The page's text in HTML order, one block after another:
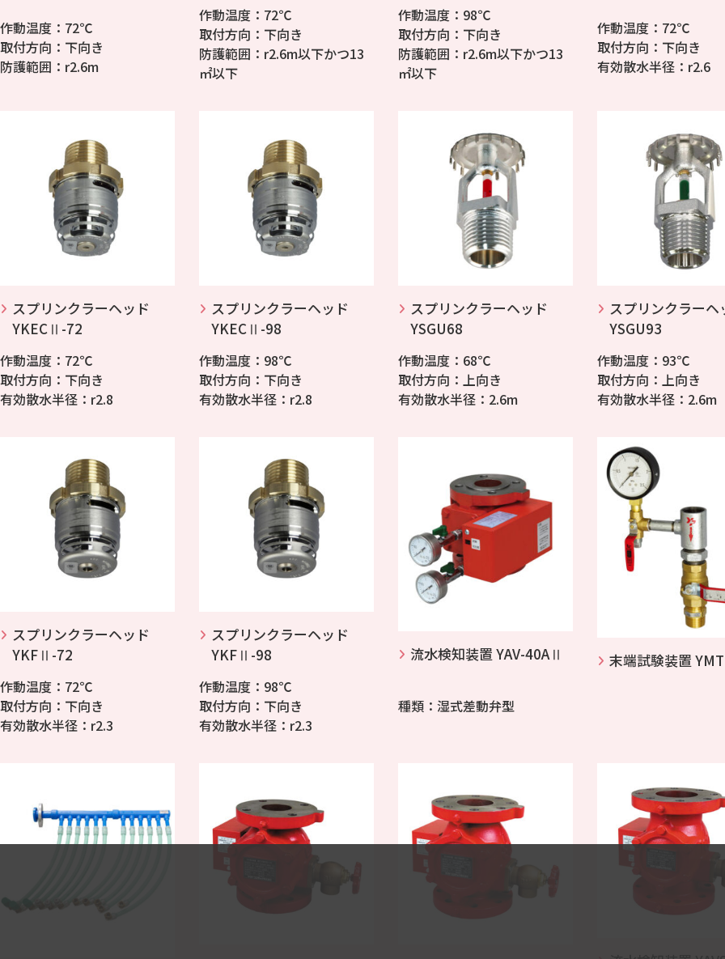
作動温度：72℃
取付方向：下向き
防護範囲：r2.6m
作動温度：72℃
取付方向：下向き
防護範囲：r2.6m以下かつ13
㎡以下
作動温度：98℃
取付方向：下向き
防護範囲：r2.6m以下かつ13
㎡以下
作動温度：72℃
取付方向：下向き
有効散水半径：r2.6
スプリンクラーヘッド
YKECⅡ-72
作動温度：72℃
取付方向：下向き
有効散水半径：r2.8
スプリンクラーヘッド
YKECⅡ-98
作動温度：98℃
取付方向：下向き
有効散水半径：r2.8
スプリンクラーヘッド
YSGU68
作動温度：68℃
取付方向：上向き
有効散水半径：2.6m
スプリンクラーヘ
YSGU93
作動温度：93℃
取付方向：上向き
有効散水半径：2.6m
スプリンクラーヘッド
YKFⅡ-72
作動温度：72℃
取付方向：下向き
有効散水半径：r2.3
スプリンクラーヘッド
YKFⅡ-98
作動温度：98℃
取付方向：下向き
有効散水半径：r2.3
流水検知装置 YAV-40AⅡ
種類：湿式差動弁型
末端試験装置